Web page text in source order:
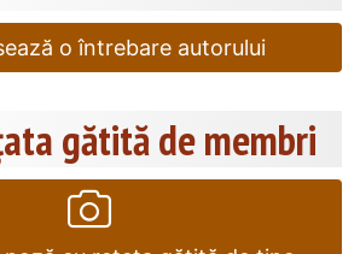
o întrebare autorului
gătită de membri